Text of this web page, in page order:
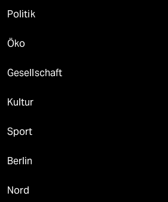
Politik
Öko
Gesellschaft
Kultur
Sport
Berlin
Nord